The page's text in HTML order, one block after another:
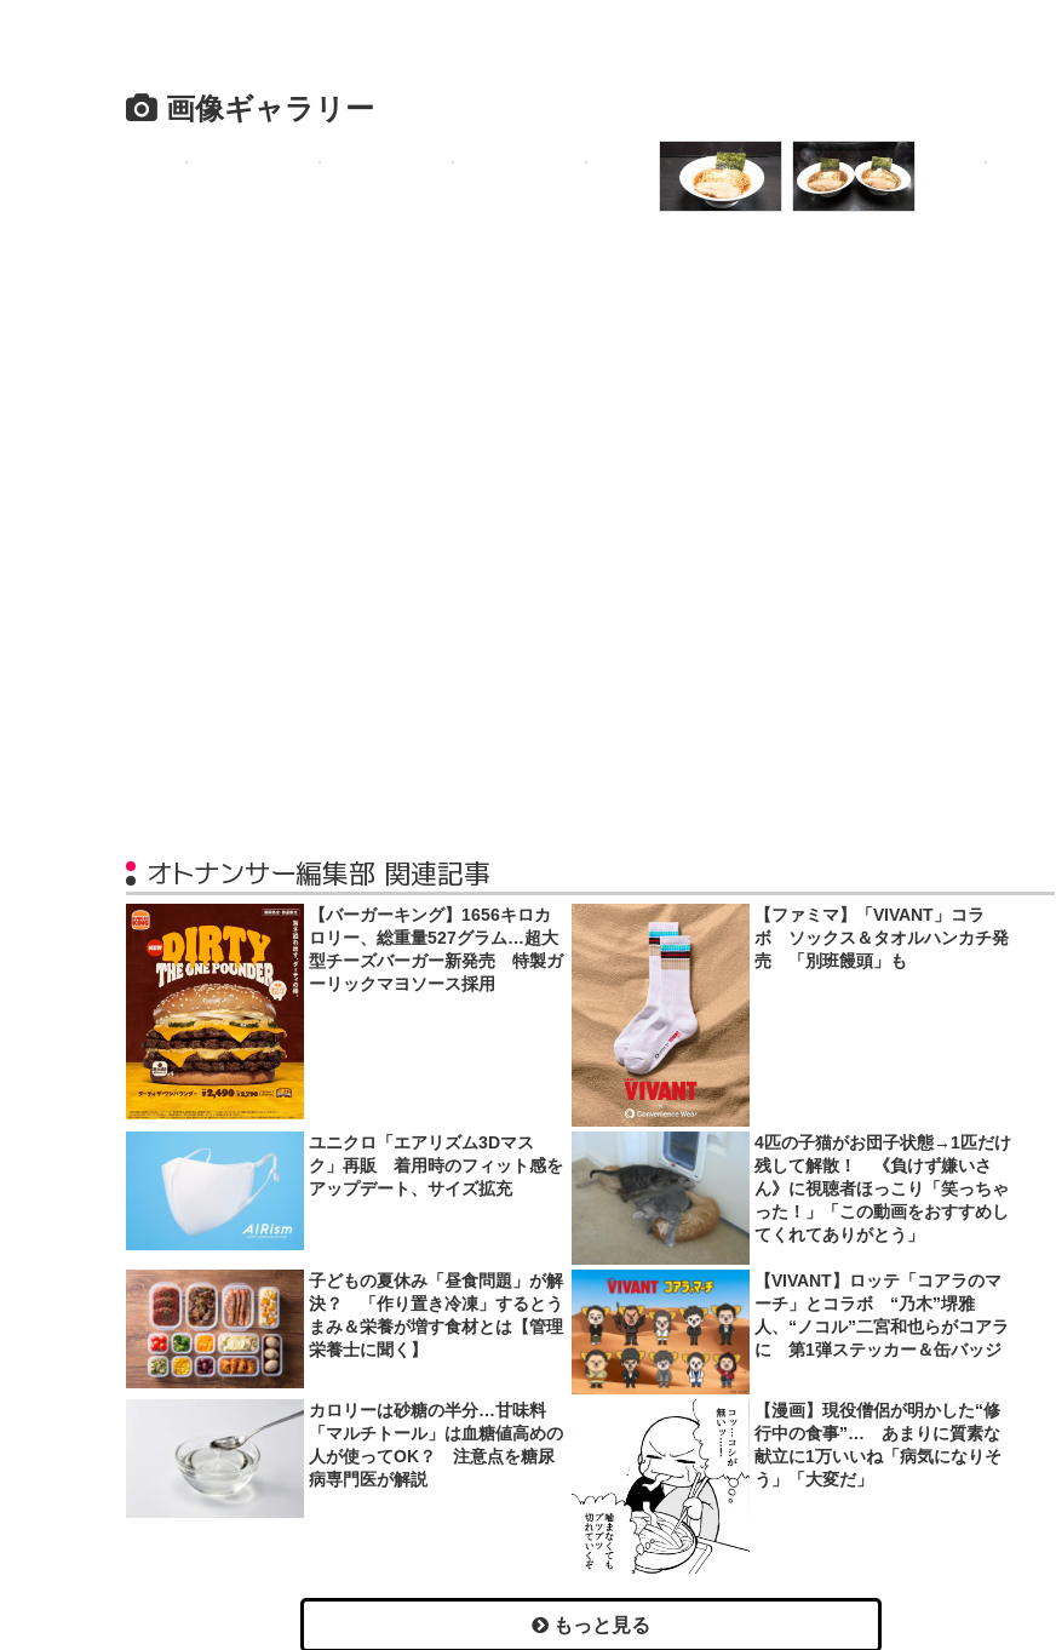
画像ギャラリー
オトナンサー編集部 関連記事
【バーガーキング】1656キロカ
ロリー、総重量527グラム…超大
型チーズバーガー新発売 特製ガ
ーリックマヨソース採用
【ファミマ】「VIVANT」コラ
ボ ソックス＆タオルハンカチ発
売 「別班饅頭」も
ユニクロ「エアリズム3Dマス
ク」再販 着用時のフィット感を
アップデート、サイズ拡充
4匹の子猫がお団子状態→1匹だけ
残して解散！ 《負けず嫌いさ
ん》に視聴者ほっこり「笑っちゃ
った！」「この動画をおすすめし
てくれてありがとう」
子どもの夏休み「昼食問題」が解
決？ 「作り置き冷凍」するとう
まみ＆栄養が増す食材とは【管理
栄養士に聞く】
【VIVANT】ロッテ「コアラのマ
ーチ」とコラボ “乃木”堺雅
人、“ノコル”二宮和也らがコアラ
に 第1弾ステッカー＆缶バッジ
カロリーは砂糖の半分…甘味料
「マルチトール」は血糖値高めの
人が使ってOK？ 注意点を糖尿
病専門医が解説
【漫画】現役僧侶が明かした“修
行中の食事”… あまりに質素な
献立に1万いいね「病気になりそ
う」「大変だ」
もっと見る